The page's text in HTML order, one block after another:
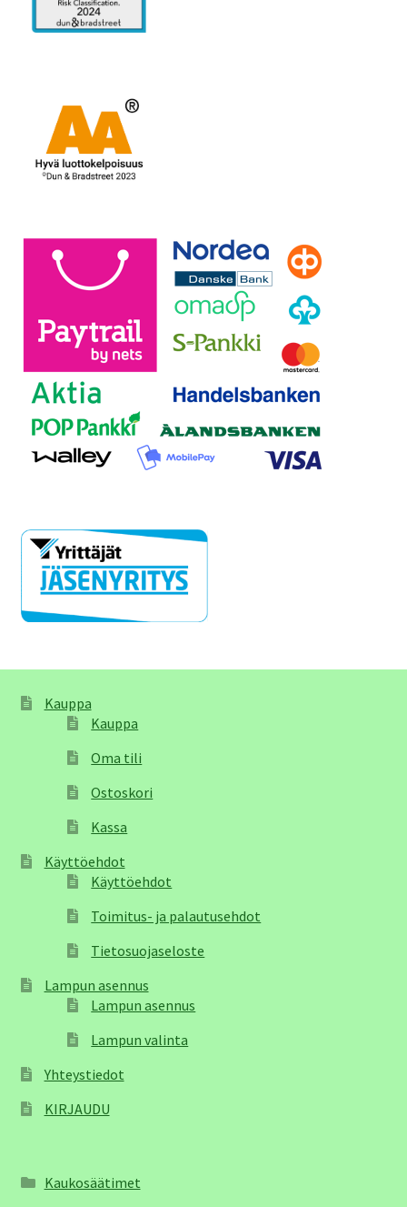
Kauppa
Kauppa
Oma tili
Ostoskori
Kassa
Käyttöehdot
Käyttöehdot
Toimitus- ja palautusehdot
Tietosuojaseloste
Lampun asennus
Lampun asennus
Lampun valinta
Yhteystiedot
KIRJAUDU
Kaukosäätimet